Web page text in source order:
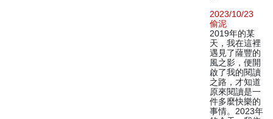
2023/10/23
偷泥
2019年的某
天，我在這裡
遇見了薩豐的
風之影，便開
啟了我的閱讀
之路，才知道
原來閱讀是一
件多麼快樂的
事情。2023年